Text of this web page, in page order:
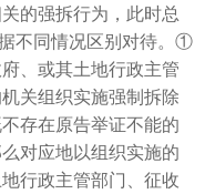
的强拆行为，此时总
不同情况区别对待。①
、或其土地行政主管
关组织实施强制拆除
存在原告举证不能的
对应地以组织实施的
行政主管部门、征收